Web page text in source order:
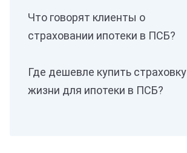
Что говорят клиенты о
страховании ипотеки в ПСБ?
Где дешевле купить страховку
жизни для ипотеки в ПСБ?